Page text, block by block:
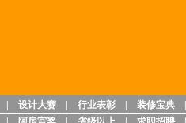
设计大赛 行业表彰 装修宝典